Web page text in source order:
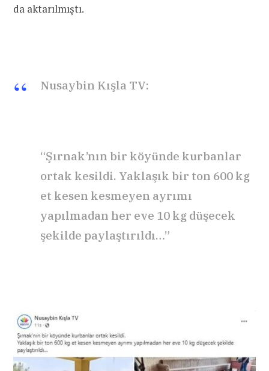
da aktarılmıştı.
Nusaybin Kışla TV:
“Şırnak’nın bir köyünde kurbanlar
ortak kesildi. Yaklaşık bir ton 600 kg
et kesen kesmeyen ayrımı
yapılmadan her eve 10 kg düşecek
şekilde paylaştırıldı…”